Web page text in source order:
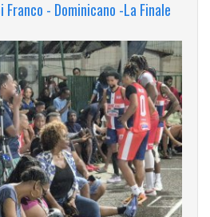
Franco - Dominicano -La Finale